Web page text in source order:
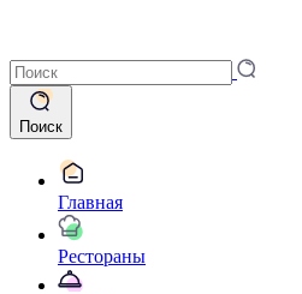
Поиск
Главная
Рестораны